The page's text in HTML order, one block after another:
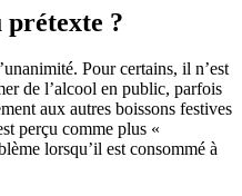
?
Pour certains, il n’est
de l’alcool en public, parfois
aux autres boissons festives
perçu comme plus «
lorsqu’il est consommé à